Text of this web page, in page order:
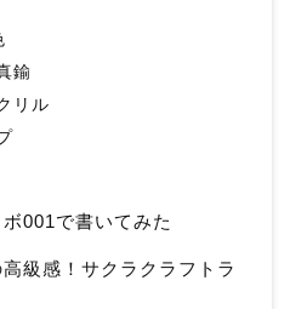
鍮
リル
001で書いてみた
級感！サクラクラフトラ